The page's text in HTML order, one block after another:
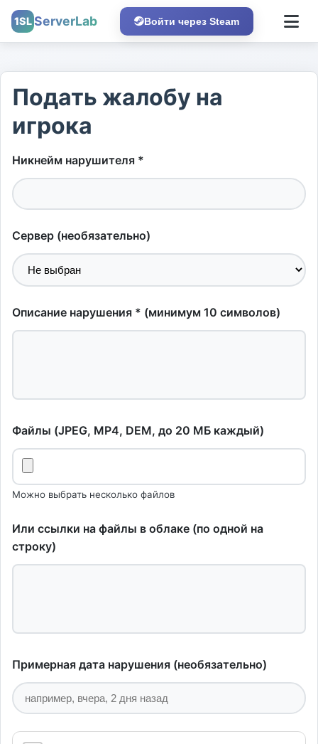
1SL ServerLab Войти через Steam
Подать жалобу на
игрока
Никнейм нарушителя *
Сервер (необязательно)
Описание нарушения * (минимум 10 символов)
Файлы (JPEG, MP4, DEM, до 20 МБ каждый)
Можно выбрать несколько файлов
Или ссылки на файлы в облаке (по одной на
строку)
Примерная дата нарушения (необязательно)